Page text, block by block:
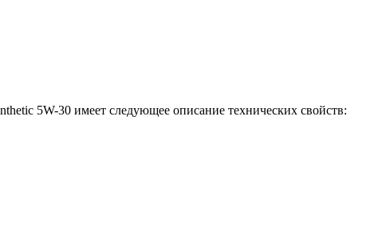
5W-30 имеет следующее описание технических свойств: